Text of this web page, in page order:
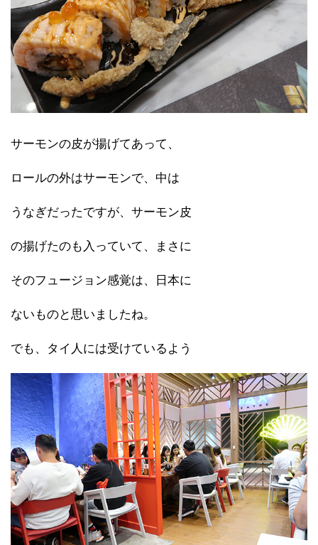
サーモンの皮が揚げてあって、
ロールの外はサーモンで、中は
うなぎだったですが、サーモン皮
の揚げたのも入っていて、まさに
そのフュージョン感覚は、日本に
ないものと思いましたね。
でも、タイ人には受けているよう